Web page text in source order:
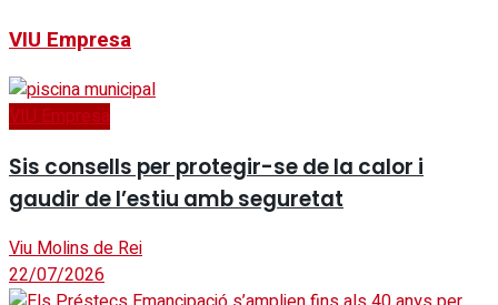
VIU Empresa
VIU Empresa
Sis consells per protegir-se de la calor i
gaudir de l’estiu amb seguretat
Viu Molins de Rei
22/07/2026